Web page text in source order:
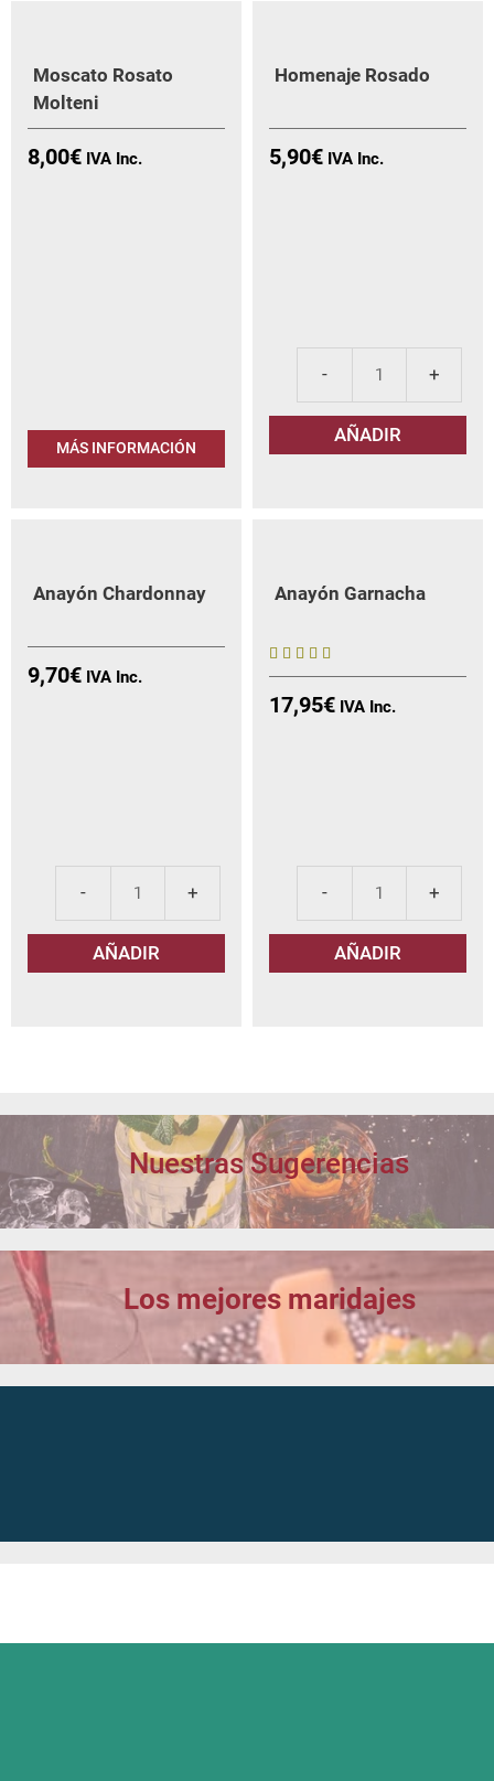
Moscato Rosato
Molteni
8,00€
MÁS INFORMACIÓN
Homenaje Rosado
5,90€
AÑADIR
Anayón Chardonnay
9,70€
Chardonnay
AÑADIR
Anayón Garnacha
5
sobre 5
17,95€
AÑADIR
Nuestras Sugerencias
Los mejores maridajes